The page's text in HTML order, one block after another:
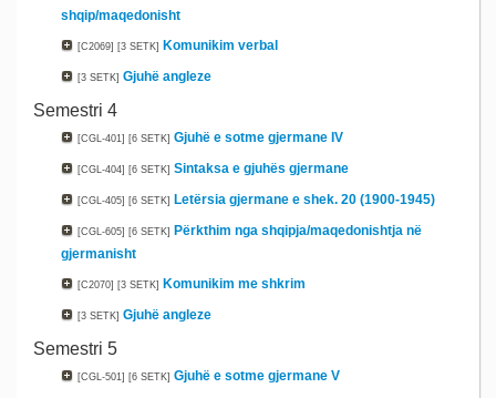
shqip/maqedonisht
[C2069] [3 SETK] Komunikim verbal
[3 SETK] Gjuhë angleze
Semestri 4
[CGL-401] [6 SETK] Gjuhë e sotme gjermane IV
[CGL-404] [6 SETK] Sintaksa e gjuhës gjermane
[CGL-405] [6 SETK] Letërsia gjermane e shek. 20 (1900-1945)
[CGL-605] [6 SETK]
Përkthim nga shqipja/maqedonishtja në
gjermanisht
[C2070] [3 SETK] Komunikim me shkrim
[3 SETK] Gjuhë angleze
Semestri 5
[CGL-501] [6 SETK] Gjuhë e sotme gjermane V